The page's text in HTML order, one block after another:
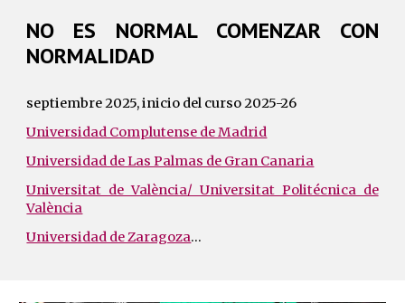
NO ES NORMAL COMENZAR CON
NORMALIDAD
septiembre2025, inicio del curso 2025-26
Universidad Complutense de Madrid
Universidad de Las Palmas de Gran Canaria
Universitat de València/ Universitat Politécnica de
València
Universidad de Zaragoza...